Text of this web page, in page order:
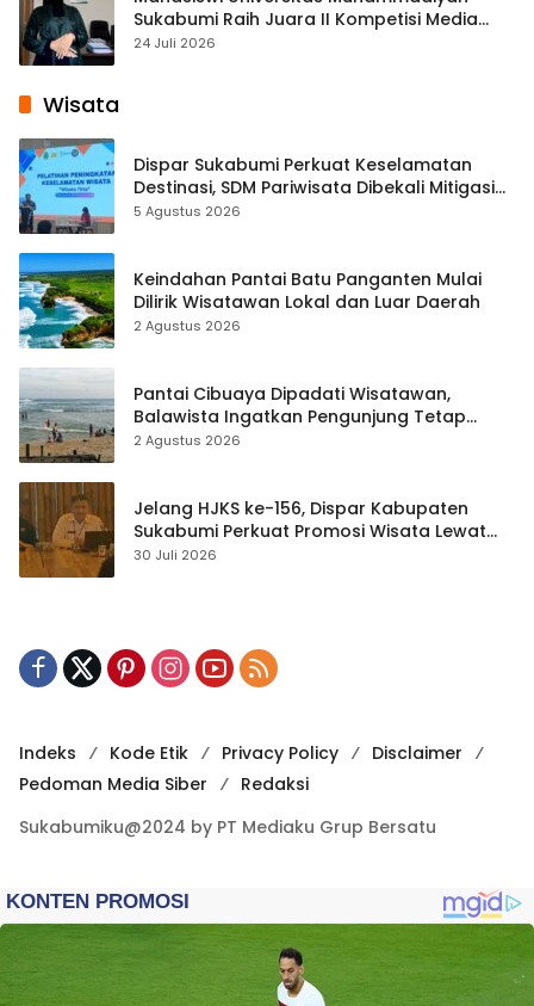
Sukabumi Raih Juara II Kompetisi Media
Pembelajaran Digital Tingkat Internasional
24 Juli 2026
Wisata
Dispar Sukabumi Perkuat Keselamatan
Destinasi, SDM Pariwisata Dibekali Mitigasi
hingga Teknik Evakuasi
5 Agustus 2026
Keindahan Pantai Batu Panganten Mulai
Dilirik Wisatawan Lokal dan Luar Daerah
2 Agustus 2026
Pantai Cibuaya Dipadati Wisatawan,
Balawista Ingatkan Pengunjung Tetap
Waspada
2 Agustus 2026
Jelang HJKS ke-156, Dispar Kabupaten
Sukabumi Perkuat Promosi Wisata Lewat
Publikasi Digital
30 Juli 2026
Indeks Kode Etik Privacy Policy
Disclaimer
Pedoman Media Siber
Redaksi
Sukabumiku@2024 by PT Mediaku Grup Bersatu